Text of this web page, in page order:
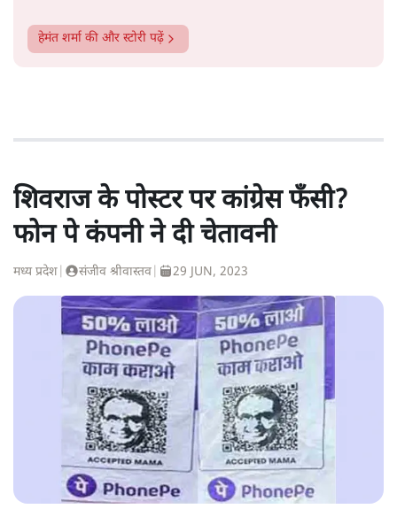
हेमंत शर्मा की और स्टोरी पढ़ें
शिवराज के पोस्टर पर कांग्रेस फँसी?
फोन पे कंपनी ने दी चेतावनी
मध्य प्रदेश संजीव श्रीवास्तव 29 JUN, 2023